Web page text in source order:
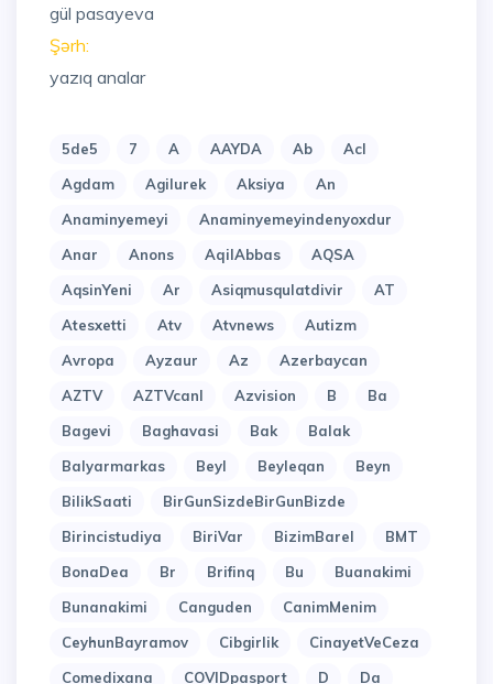
gül pasayeva
Şərh:
yazıq analar
5de5 7 A AAYDA Ab
Acl
Agdam
Agilurek Aksiya
An
Anaminyemeyi
Anaminyemeyindenyoxdur
Anar
Anons AqilAbbas
AQSA
AqsinYeni
Ar Asiqmusqulatdivir
AT
Atesxetti
Atv Atvnews
Autizm
Avropa
Ayzaur Az
Azerbaycan
AZTV
AZTVcanl Azvision B
Ba
Bagevi
Baghavasi Bak
Balak
Balyarmarkas
Beyl Beyleqan
Beyn
BilikSaati
BirGunSizdeBirGunBizde
Birincistudiya
BiriVar BizimBarel
BMT
BonaDea
Br Brifinq Bu
Buanakimi
Bunanakimi
Canguden
CanimMenim
CeyhunBayramov
Cibgirlik
CinayetVeCeza
Comedixana
COVIDpasport D Da